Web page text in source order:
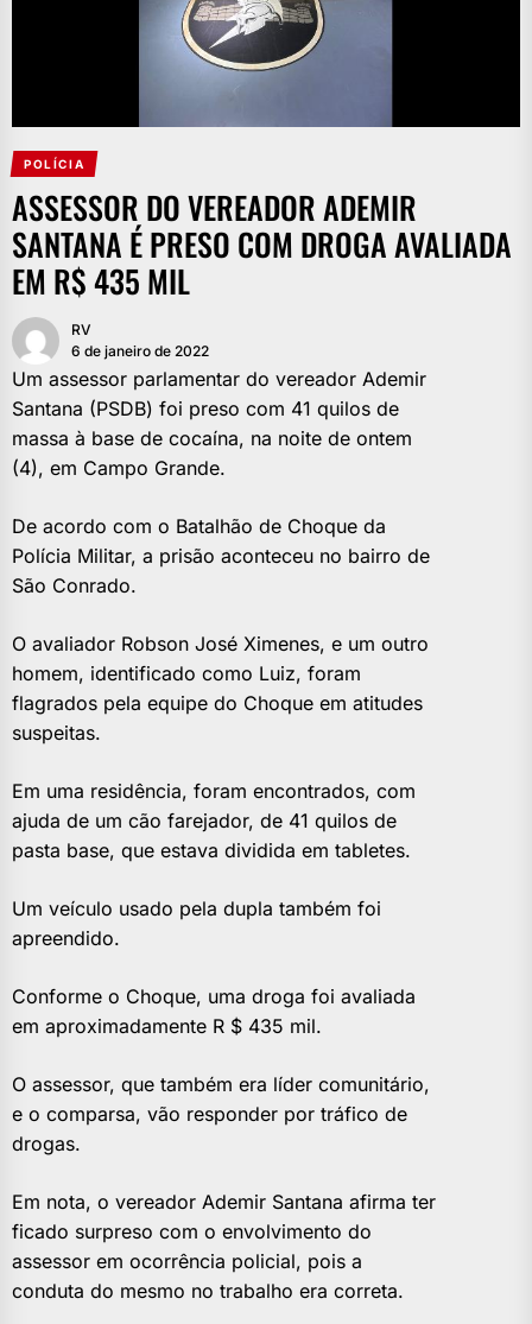
POLÍCIA
ASSESSOR DO VEREADOR ADEMIR
SANTANA É PRESO COM DROGA AVALIADA
EM R$ 435 MIL
RV
6 de janeiro de 2022
Um assessor parlamentar do vereador Ademir
Santana (PSDB) foi preso com 41 quilos de
massa à base de cocaína, na noite de ontem
(4), em Campo Grande.
De acordo com o Batalhão de Choque da
Polícia Militar, a prisão aconteceu no bairro de
São Conrado.
O avaliador Robson José Ximenes, e um outro
homem, identificado como Luiz, foram
flagrados pela equipe do Choque em atitudes
suspeitas.
Em uma residência, foram encontrados, com
ajuda de um cão farejador, de 41 quilos de
pasta base, que estava dividida em tabletes.
Um veículo usado pela dupla também foi
apreendido.
Conforme o Choque, uma droga foi avaliada
em aproximadamente R $ 435 mil.
O assessor, que também era líder comunitário,
e o comparsa, vão responder por tráfico de
drogas.
Em nota, o vereador Ademir Santana afirma ter
ficado surpreso com o envolvimento do
assessor em ocorrência policial, pois a
conduta do mesmo no trabalho era correta.